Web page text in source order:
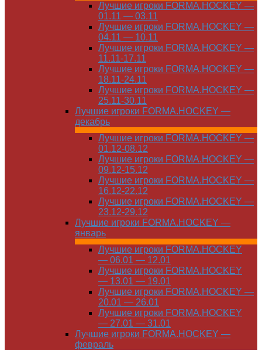
Лучшие игроки FORMA.HOCKEY —
01.11 — 03.11
Лучшие игроки FORMA.HOCKEY —
04.11 — 10.11
Лучшие игроки FORMA.HOCKEY —
11.11-17.11
Лучшие игроки FORMA.HOCKEY —
18.11-24.11
Лучшие игроки FORMA.HOCKEY —
25.11-30.11
Лучшие игроки FORMA.HOCKEY —
декабрь
Лучшие игроки FORMA.HOCKEY —
01.12-08.12
Лучшие игроки FORMA.HOCKEY —
09.12-15.12
Лучшие игроки FORMA.HOCKEY —
16.12-22.12
Лучшие игроки FORMA.HOCKEY —
23.12-29.12
Лучшие игроки FORMA.HOCKEY —
январь
Лучшие игроки FORMA.HOCKEY
— 06.01 — 12.01
Лучшие игроки FORMA.HOCKEY
— 13.01 — 19.01
Лучшие игроки FORMA.HOCKEY —
20.01 — 26.01
Лучшие игроки FORMA.HOCKEY
— 27.01 — 31.01
Лучшие игроки FORMA.HOCKEY —
февраль